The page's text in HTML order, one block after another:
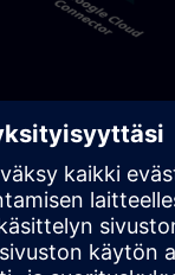
Connector
Edge
ja tekoälyyn